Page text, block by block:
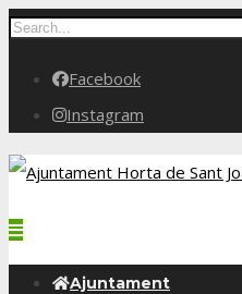
Facebook
Instagram
Ajuntament